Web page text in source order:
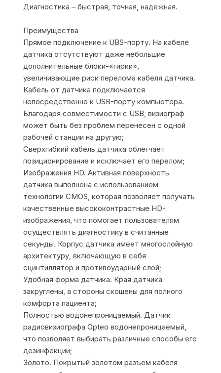
Диагностика – быстрая, точная, надежная.
Преимущества
Прямое подключение к UBS-порту. На кабеле
датчика отсутствуют даже небольшие
дополнительные блоки-«гирки»,
увеличивающие риск перелома кабеля датчика.
Кабель от датчика подключается
непосредственно к USB-порту компьютера.
Благодаря совместимости с USB, визиограф
может быть без проблем перенесен с одной
рабочей станции на другую;
Сверхгибкий кабель датчика облегчает
позиционирование и исключает его перелом;
Изображения HD. Активная поверхность
датчика выполнена с использованием
технологии CMOS, которая позволяет получать
качественные высококонтрастные HD-
изображения, что помогает пользователям
осуществлять диагностику в считанные
секунды. Корпус датчика имеет многослойную
архитектуру, включающую в себя
сцинтиллятор и противоударный слой;
Удобная форма датчика. Края датчика
закруглены, а стороны скошены для полного
комфорта пациента;
Полностью водонепроницаемый. Датчик
радиовизиографа Opteo водонепроницаемый,
что позволяет выбирать различные способы его
дезинфекции;
Золото. Покрытый золотом разъем кабеля